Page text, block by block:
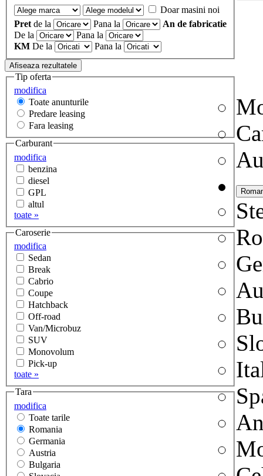
Doar masini noi
Pret de la Pana la
An de fabricatie
De la
Pana la
KM De la Pana la
modifica
Tip oferta
Toate anunturile
Predare leasing
Fara leasing
modifica
Carburant
benzina
diesel
GPL
altul
toate »
modifica
Caroserie
Sedan
Break
Cabrio
Coupe
Hatchback
Off-road
Van/Microbuz
SUV
Monovolum
Pick-up
toate »
modifica
Tara
Toate tarile
Romania
Germania
Austria
Bulgaria